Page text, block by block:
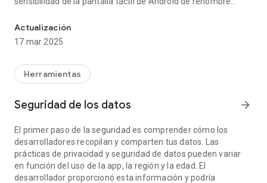
funcionen sin problemas.
Android y los jugadores.
de la pantalla al 100%
■ Los algoritmos profesionales mejoran la velocidad de
reacción y la precisión del control del juego.
(Responde rápidamente a su operación táctil y sigue el
movimiento de su dedo sin demora)
Actualización
17 mar 2025
Herramientas
Seguridad de los datos arrow_forward
El primer paso de la seguridad es comprender cómo los
desarrolladores recopilan y comparten tus datos. Las
prácticas de privacidad y seguridad de datos pueden variar
en función del uso de la app, la región y la edad. El
desarrollador proporcionó esta información y podría